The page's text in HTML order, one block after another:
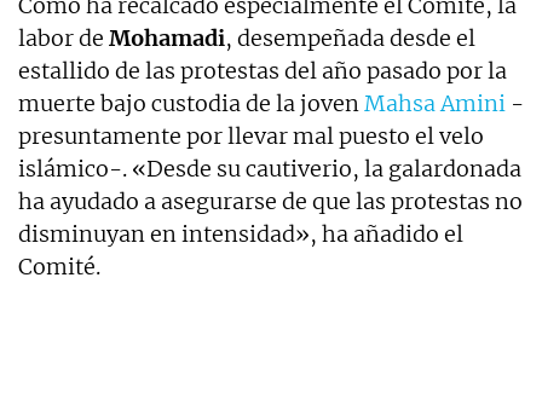
labor de Mohamadi, desempeñada desde el
estallido de las protestas del año pasado por la
muerte bajo custodia de la jovenMahsa Amini -
presuntamente por llevar mal puesto el velo
islámico-. «Desde su cautiverio, la galardonada
ha ayudado a asegurarse de que las protestas no
disminuyan en intensidad», ha añadido el
Comité.